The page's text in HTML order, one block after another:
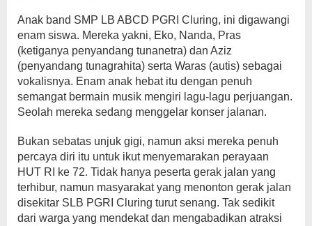
Anak band SMP LB ABCD PGRI Cluring, ini digawangi
enam siswa. Mereka yakni, Eko, Nanda, Pras
(ketiganya penyandang tunanetra) dan Aziz
(penyandang tunagrahita) serta Waras (autis) sebagai
vokalisnya. Enam anak hebat itu dengan penuh
semangat bermain musik mengiri lagu-lagu perjuangan.
Seolah mereka sedang menggelar konser jalanan.
Bukan sebatas unjuk gigi, namun aksi mereka penuh
percaya diri itu untuk ikut menyemarakan perayaan
HUT RI ke 72. Tidak hanya peserta gerak jalan yang
terhibur, namun masyarakat yang menonton gerak jalan
disekitar SLB PGRI Cluring turut senang. Tak sedikit
dari warga yang mendekat dan mengabadikan atraksi